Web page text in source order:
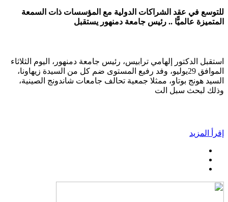
للتوسع في عقد الشراكات الدولية مع المؤسسات ذات السمعة
المتميزة عالميًّا .. رئيس جامعة دمنهور يستقبل
استقبل الدكتور إلهامي ترابيس، رئيس جامعة دمنهور، اليوم الثلاثاء
الموافق 29يوليو، وفد رفيع المستوى ضم كل من السيدة زيهاونا،
السيد هونج بوتاو، ممثلا جمعية تحالف جامعات شاندونج الصينية،
وذلك لبحث سبل الت
إقرأ المزيد